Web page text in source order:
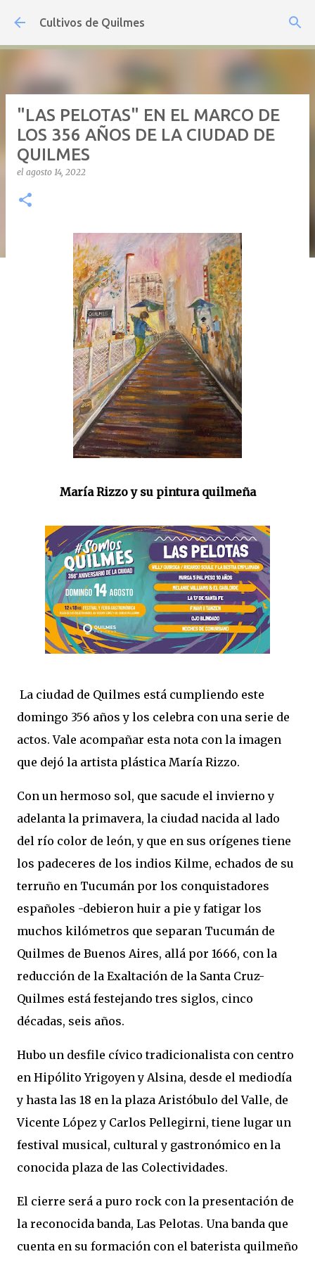
Ir al contenido principal
Cultivos de Quilmes
"LAS PELOTAS" EN EL MARCO DE
LOS 356 AÑOS DE LA CIUDAD DE
QUILMES
el agosto 14, 2022
María Rizzo y su pintura quilmeña
La ciudad de Quilmes está cumpliendo este
domingo 356 años y los celebra con una serie de
actos. Vale acompañar esta nota con la imagen
que dejó la artista plástica María Rizzo.
Con un hermoso sol, que sacude el invierno y
adelanta la primavera, la ciudad nacida al lado
del río color de león, y que en sus orígenes tiene
los padeceres de los indios Kilme, echados de su
terruño en Tucumán por los conquistadores
españoles -debieron huir a pie y fatigar los
muchos kilómetros que separan Tucumán de
Quilmes de Buenos Aires, allá por 1666, con la
reducción de la Exaltación de la Santa Cruz-
Quilmes está festejando tres siglos, cinco
décadas, seis años.
Hubo un desfile cívico tradicionalista con centro
en Hipólito Yrigoyen y Alsina, desde el mediodía
y hasta las 18 en la plaza Aristóbulo del Valle, de
Vicente López y Carlos Pellegirni, tiene lugar un
festival musical, cultural y gastronómico en la
conocida plaza de las Colectividades.
El cierre será a puro rock con la presentación de
la reconocida banda, Las Pelotas. Una banda que
cuenta en su formación con el baterista quilmeño